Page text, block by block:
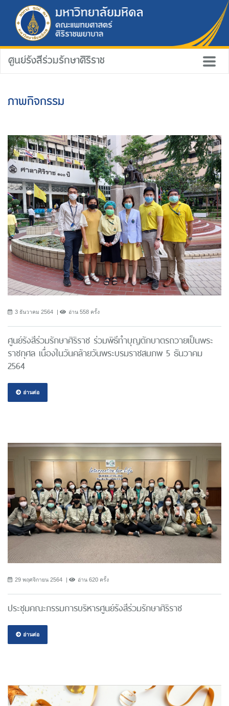
ศูนย์รังสีร่วมรักษาศิริราช
ภาพกิจกรรม
3 ธันวาคม 2564 อ่าน 558 ครั้ง
ศูนย์รังสีร่วมรักษาศิริราช ร่วมพิธีทำบุญตักบาตรถวายเป็นพระ
ราชกุศล เนื่องในวันคล้ายวันพระบรมราชสมภพ 5 ธันวาคม
2564
อ่านต่อ
29 พฤศจิกายน 2564 อ่าน 620 ครั้ง
ประชุมคณะกรรมการบริหารศูนย์รังสีร่วมรักษาศิริราช
อ่านต่อ